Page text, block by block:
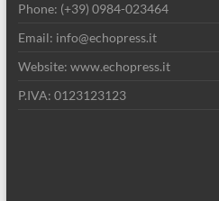
Phone: (+39) 0984-023464
Email: info@echopress.it
Website: www.echopress.it
P.IVA: 0123123123